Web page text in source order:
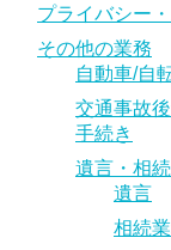
プライバシー
その他の業務
自動車/自
交通事故
手続き
遺言・相
遺言
相続